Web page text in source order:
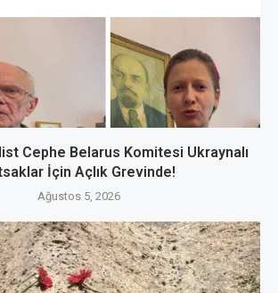
Cephe Belarus Komitesi Ukraynalı
İçin Açlık Grevinde!
Ağustos 5, 2026